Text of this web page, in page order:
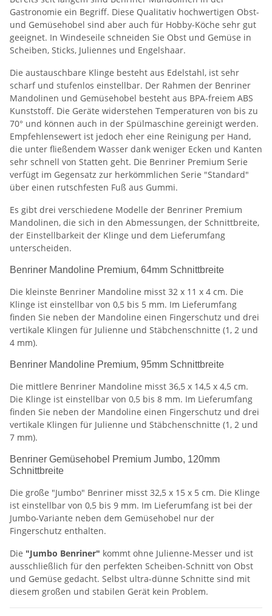
Gastronomie ein Begriff. Diese Qualitativ hochwertigen Obst-
und Gemüsehobel sind aber auch für Hobby-Köche sehr gut
geeignet. In Windeseile schneiden Sie Obst und Gemüse in
Scheiben, Sticks, Juliennes und Engelshaar.
Die austauschbare Klinge besteht aus Edelstahl, ist sehr
scharf und stufenlos einstellbar. Der Rahmen der Benriner
Mandolinen und Gemüsehobel besteht aus BPA-freiem ABS
Kunststoff. Die Geräte widerstehen Temperaturen von bis zu
70° und können auch in der Spülmaschine gereinigt werden.
Empfehlensewert ist jedoch eher eine Reinigung per Hand,
die unter fließendem Wasser dank weniger Ecken und Kanten
sehr schnell von Statten geht. Die Benriner Premium Serie
verfügt im Gegensatz zur herkömmlichen Serie "Standard"
über einen rutschfesten Fuß aus Gummi.
Es gibt drei verschiedene Modelle der Benriner Premium
Mandolinen, die sich in den Abmessungen, der Schnittbreite,
der Einstellbarkeit der Klinge und dem Lieferumfang
unterscheiden.
Benriner Mandoline Premium, 64mm Schnittbreite
Die kleinste Benriner Mandoline misst 32 x 11 x 4 cm. Die
Klinge ist einstellbar von 0,5 bis 5 mm. Im Lieferumfang
finden Sie neben der Mandoline einen Fingerschutz und drei
vertikale Klingen für Julienne und Stäbchenschnitte (1, 2 und
4 mm).
Benriner Mandoline Premium, 95mm Schnittbreite
Die mittlere Benriner Mandoline misst 36,5 x 14,5 x 4,5 cm.
Die Klinge ist einstellbar von 0,5 bis 8 mm. Im Lieferumfang
finden Sie neben der Mandoline einen Fingerschutz und drei
vertikale Klingen für Julienne und Stäbchenschnitte (1, 2 und
7 mm).
Benriner Gemüsehobel Premium Jumbo, 120mm
Schnittbreite
Die große "Jumbo" Benriner misst 32,5 x 15 x 5 cm. Die Klinge
ist einstellbar von 0,5 bis 9 mm. Im Lieferumfang ist bei der
Jumbo-Variante neben dem Gemüsehobel nur der
Fingerschutz enthalten.
Die "Jumbo Benriner" kommt ohne Julienne-Messer und ist
ausschließlich für den perfekten Scheiben-Schnitt von Obst
und Gemüse gedacht. Selbst ultra-dünne Schnitte sind mit
diesem großen und stabilen Gerät kein Problem.